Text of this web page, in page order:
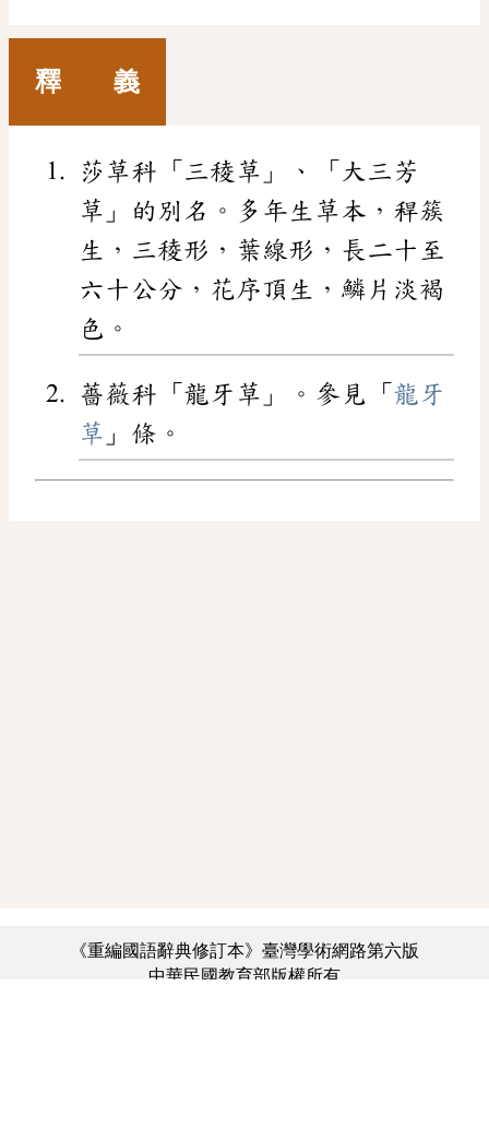
釋 義
莎草科「三稜草」、「大三芳
草」的別名。多年生草本，稈簇
生，三稜形，葉線形，長二十至
六十公分，花序頂生，鱗片淡褐
色。
薔薇科「龍牙草」。參見「 龍牙
草 」條。
《重編國語辭典修訂本》臺灣學術網路第六版
中華民國教育部版權所有